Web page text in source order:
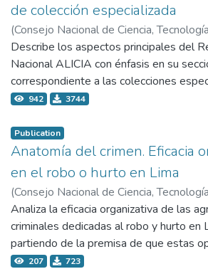
de colección especializada
(Consejo Nacional de Ciencia, Tecnología
Tecnológica - Concytec,2021-12-10)
Gómez Razza, Víctor
Describe los aspectos principales del
Nacional ALICIA con énfasis en su
correspondiente a las colecciones
942 3744
Publication
Anatomía del crimen. Eficacia
en el robo o hurto en Lima
(Consejo Nacional de Ciencia,
Concytec, 2025-06-19)
Lizarzaburu Bolaños, Edmundo Raúl
Florez Alata, Hugo Gustavo
Analiza la eficacia organizativa de las
criminales dedicadas al robo y hurto en
partiendo de la premisa de que estas
entidades estructuradas con fines de
207 723